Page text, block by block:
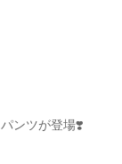
ンツが登場❣️